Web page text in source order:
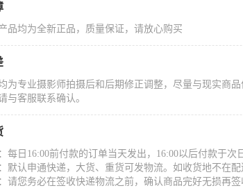
品均为全新正品，质量保证，请放心购买
为专业摄影师拍摄后和后期修正调整，尽量与现实商
与客服联系确认。
每日16:00前付款的订单当天发出，16:00以后付款于次
默认申通快递，大货、重货可发物流。如收货地不在
请您务必在签收快递物流之前，确认商品完好无损再